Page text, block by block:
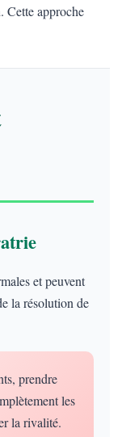
Cette approche
et peuvent
la résolution de
prendre
les
la rivalité.